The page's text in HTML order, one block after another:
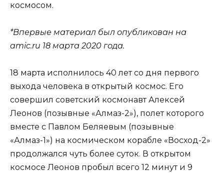
космосом.
*Впервые материал был опубликован на
amic.ru 18 марта 2020 года.
18 марта исполнилось 40 лет со дня первого
выхода человека в открытый космос. Его
совершил советский космонавт Алексей
Леонов (позывные «Алмаз-2»), полет которого
вместе с Павлом Беляевым (позывные
«Алмаз-1») на космическом корабле «Восход-2»
продолжался чуть более суток. В открытом
космосе Леонов пробыл всего 12 минут и 9